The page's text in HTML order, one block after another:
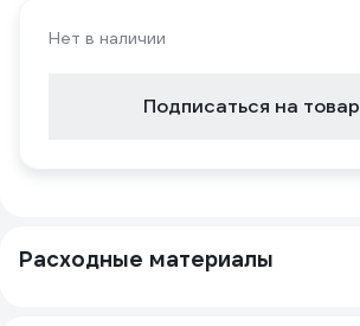
Нет в наличии
Подписаться на товар
Расходные материалы